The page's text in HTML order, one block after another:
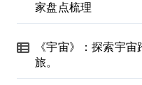
家盘点梳理
《宇宙》：探索宇
旅。